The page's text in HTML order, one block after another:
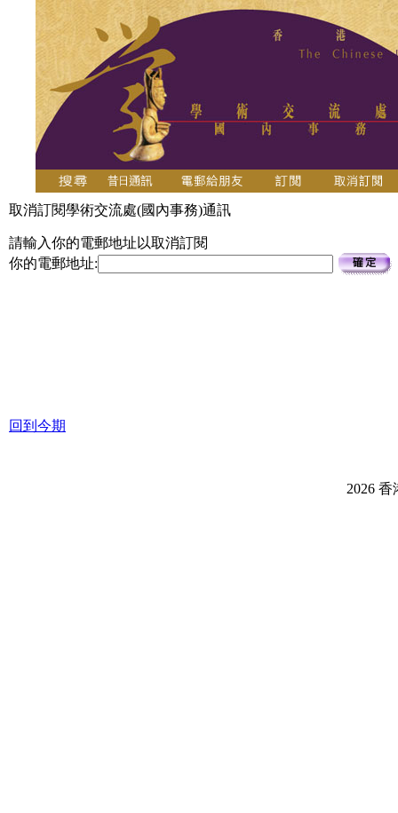
取消訂閱學術交流處(國內事務)通訊
請輸入你的電郵地址以取消訂閱
你的電郵地址:
回到今期
2026